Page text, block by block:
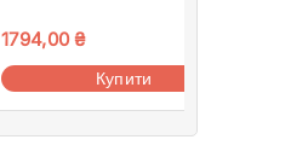
1794,00₴
Купити